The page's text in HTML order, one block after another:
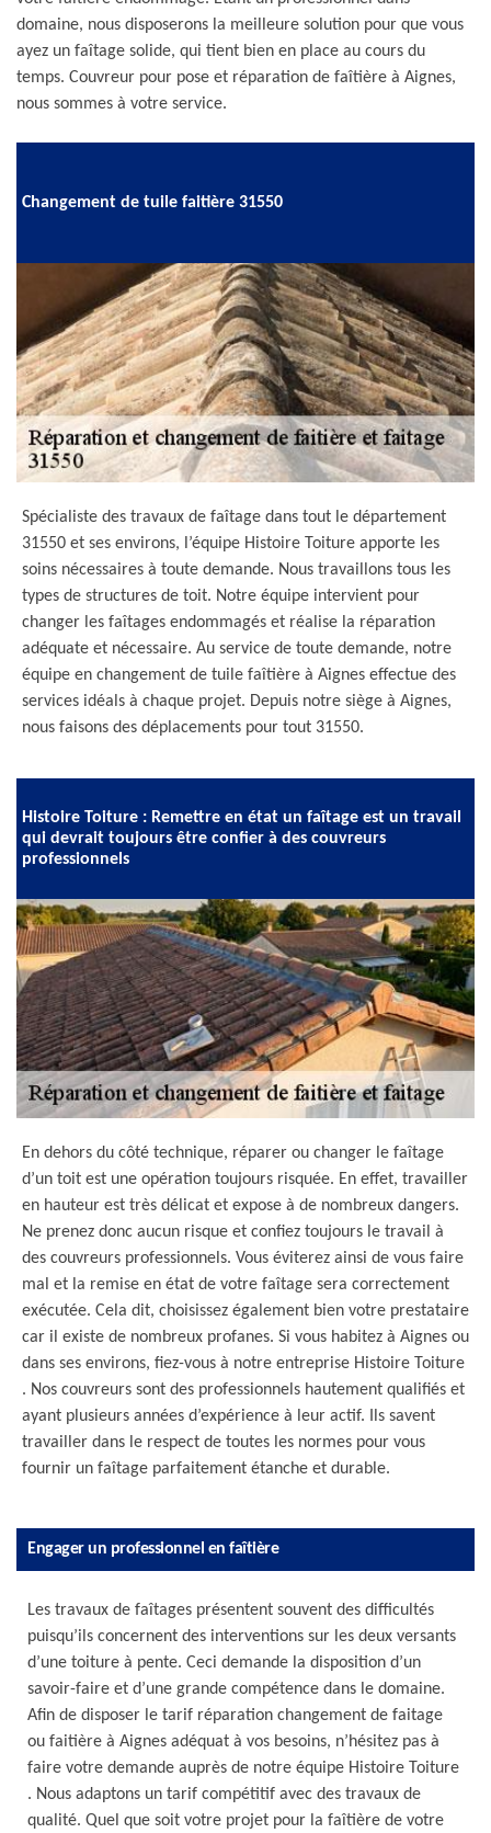
domaine, nous disposerons la meilleure solution pour que vous
ayez un faîtage solide, qui tient bien en place au cours du
temps. Couvreur pour pose et réparation de faîtière à Aignes,
nous sommes à votre service.
Changement de tuile faitière 31550
Spécialiste des travaux de faîtage dans tout le département
31550 et ses environs, l’équipe Histoire Toiture apporte les
soins nécessaires à toute demande. Nous travaillons tous les
types de structures de toit. Notre équipe intervient pour
changer les faîtages endommagés et réalise la réparation
adéquate et nécessaire. Au service de toute demande, notre
équipe en changement de tuile faîtière à Aignes effectue des
services idéals à chaque projet. Depuis notre siège à Aignes,
nous faisons des déplacements pour tout 31550.
Histoire Toiture : Remettre en état un faîtage est un travail
qui devrait toujours être confier à des couvreurs
professionnels
En dehors du côté technique, réparer ou changer le faîtage
d’un toit est une opération toujours risquée. En effet, travailler
en hauteur est très délicat et expose à de nombreux dangers.
Ne prenez donc aucun risque et confiez toujours le travail à
des couvreurs professionnels. Vous éviterez ainsi de vous faire
mal et la remise en état de votre faîtage sera correctement
exécutée. Cela dit, choisissez également bien votre prestataire
car il existe de nombreux profanes. Si vous habitez à Aignes ou
dans ses environs, fiez-vous à notre entreprise Histoire Toiture
. Nos couvreurs sont des professionnels hautement qualifiés et
ayant plusieurs années d’expérience à leur actif. Ils savent
travailler dans le respect de toutes les normes pour vous
fournir un faîtage parfaitement étanche et durable.
Engager un professionnel en faîtière
Les travaux de faîtages présentent souvent des difficultés
puisqu’ils concernent des interventions sur les deux versants
d’une toiture à pente. Ceci demande la disposition d’un
savoir-faire et d’une grande compétence dans le domaine.
Afin de disposer le tarif réparation changement de faitage
ou faitière à Aignes adéquat à vos besoins, n’hésitez pas à
faire votre demande auprès de notre équipe Histoire Toiture
. Nous adaptons un tarif compétitif avec des travaux de
qualité. Quel que soit votre projet pour la faîtière de votre